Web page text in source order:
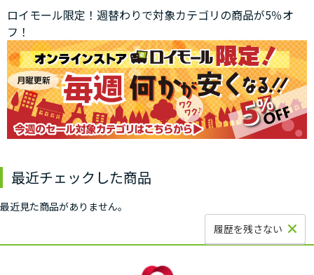
ロイモール限定！週替わりで対象カテゴリの商品が5％オ
フ！
最近チェックした商品
最近見た商品がありません。
履歴を残さない